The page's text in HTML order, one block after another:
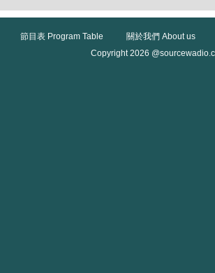
節目表 Program Table
關於我們 About us
Copyright 2026